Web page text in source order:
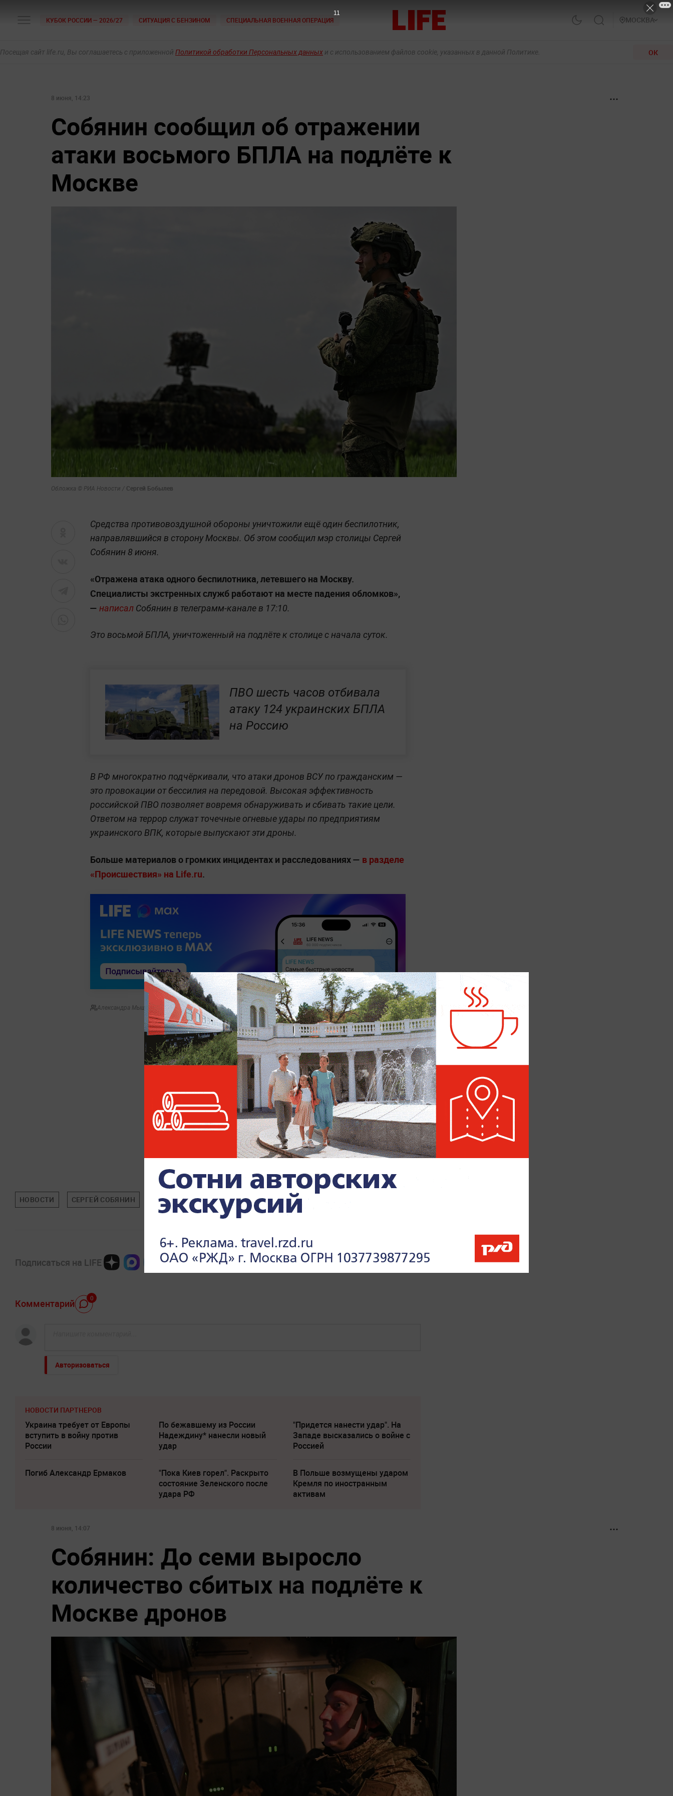
КУБОК РОССИИ — 2026/27 СИТУАЦИЯ С БЕНЗИНОМ СПЕЦИАЛЬНАЯ ВОЕННАЯ ОПЕРАЦИЯ МОСКВА
Посещая сайт life.ru, Вы соглашаетесь с приложенной Политикой обработки Персональных данных и с использованием файлов cookie, указанных в данной Политике. ОК
8 июня, 14:23
Собянин сообщил об отражении
атаки восьмого БПЛА на подлёте к
Москве
Обложка © РИА Новости / Сергей Бобылев
Средства противовоздушной обороны уничтожили ещё один беспилотник,
направлявшийся в сторону Москвы. Об этом сообщил мэр столицы Сергей
Собянин 8 июня.
«Отражена атака одного беспилотника, летевшего на Москву.
Специалисты экстренных служб работают на месте падения обломков»,
— написал Собянин в телеграмм-канале в 17:10.
Это восьмой БПЛА, уничтоженный на подлёте к столице с начала суток.
ПВО шесть часов отбивала
атаку 124 украинских БПЛА
на Россию
В РФ многократно подчёркивали, что атаки дронов ВСУ по гражданским —
это провокации от бессилия на передовой. Высокая эффективность
российской ПВО позволяет вовремя обнаруживать и сбивать такие цели.
Ответом на террор служат точечные огневые удары по предприятиям
украинского ВПК, которые выпускают эти дроны.
Больше материалов о громких инцидентах и расследованиях — в разделе
«Происшествия» на Life.ru.
Александра Мышляева
НОВОСТИ СЕРГЕЙ СОБЯНИН ВСУ ПРОИСШЕСТВИЯ МОСКВА
Подписаться на LIFE
Комментарий 0
Авторизоваться
НОВОСТИ ПАРТНЕРОВ
Украина требует от Европы
вступить в войну против
России
По бежавшему из России
Надеждину* нанесли новый
удар
"Придется нанести удар". На
Западе высказались о войне с
Россией
Погиб Александр Ермаков
"Пока Киев горел". Раскрыто
состояние Зеленского после
удара РФ
В Польше возмущены ударом
Кремля по иностранным
активам
8 июня, 14:07
Собянин: До семи выросло
количество сбитых на подлёте к
Москве дронов
9